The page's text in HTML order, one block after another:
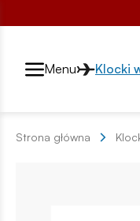
Przełącznik
Menu Klocki
Strona główna